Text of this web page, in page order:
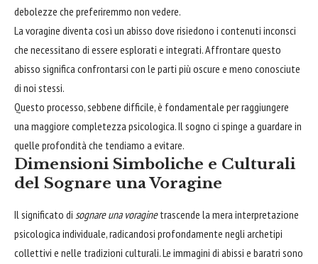
debolezze che preferiremmo non vedere.
La voragine diventa così un abisso dove risiedono i contenuti inconsci
che necessitano di essere esplorati e integrati. Affrontare questo
abisso significa confrontarsi con le parti più oscure e meno conosciute
di noi stessi.
Questo processo, sebbene difficile, è fondamentale per raggiungere
una maggiore completezza psicologica. Il sogno ci spinge a guardare in
quelle profondità che tendiamo a evitare.
Dimensioni Simboliche e Culturali
del Sognare una Voragine
Il significato di sognare una voraginetrascende la mera interpretazione
psicologica individuale, radicandosi profondamente negli archetipi
collettivi e nelle tradizioni culturali. Le immagini di abissi e baratri sono